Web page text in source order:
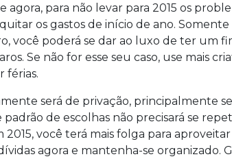
para não levar para 2015 os
os gastos de início de ano. Somente
você poderá se dar ao luxo de ter um
Se não for esse seu caso, use mais
férias.
será de privação, principalmente
padrão de escolhas não precisará se
2015, você terá mais folga para
agora e mantenha-se organizado.